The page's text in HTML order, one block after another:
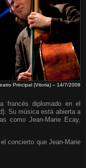
Principal (Vitoria) – 14/7/2008
francés diplomado en el
Su música está abierta a
como Jean-Marie Ecay,
concierto que Jean-Marie